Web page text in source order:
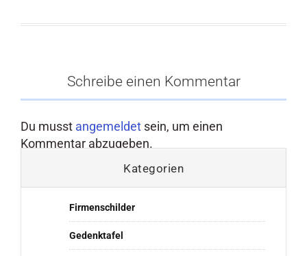
Schreibe einen Kommentar
Du musst angemeldet sein, um einen
Kommentar abzugeben.
Kategorien
Firmenschilder
Gedenktafel